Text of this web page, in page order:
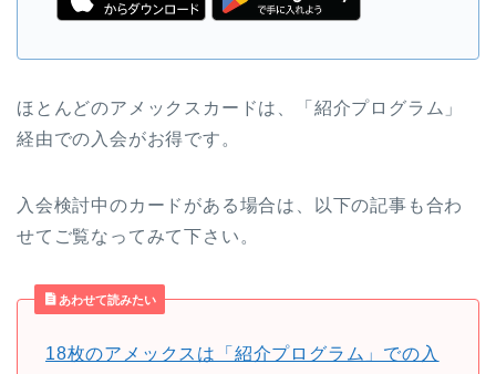
ほとんどのアメックスカードは、「紹介プログラム」
経由での入会がお得です。
入会検討中のカードがある場合は、以下の記事も合わ
せてご覧なってみて下さい。
あわせて読みたい
18枚のアメックスは「紹介プログラム」での入